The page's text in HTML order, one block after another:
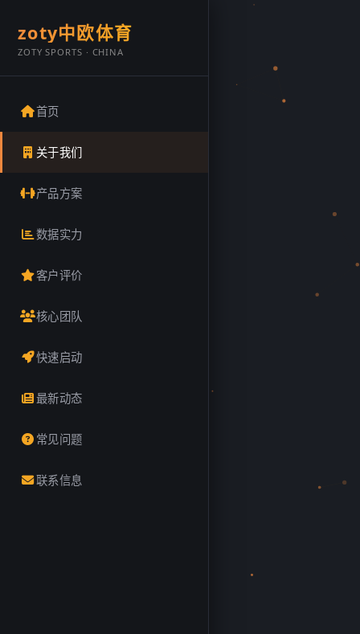
zoty中欧体育
ZOTY SPORTS · CHINA
首页
关于我们
产品方案
数据实力
客户评价
核心团队
快速启动
最新动态
常见问题
联系信息